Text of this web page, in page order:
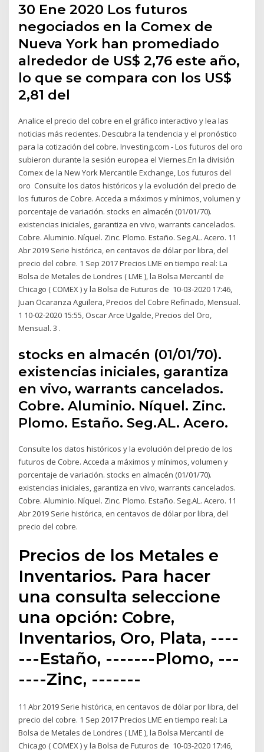
30 Ene 2020 Los futuros
negociados en la Comex de
Nueva York han promediado
alrededor de US$ 2,76 este año,
lo que se compara con los US$
2,81 del
Analice el precio del cobre en el gráfico interactivo y lea las
noticias más recientes. Descubra la tendencia y el pronóstico
para la cotización del cobre. Investing.com - Los futuros del oro
subieron durante la sesión europea el Viernes.En la división
Comex de la New York Mercantile Exchange, Los futuros del
oro Consulte los datos históricos y la evolución del precio de
los futuros de Cobre. Acceda a máximos y mínimos, volumen y
porcentaje de variación. stocks en almacén (01/01/70).
existencias iniciales, garantiza en vivo, warrants cancelados.
Cobre. Aluminio. Níquel. Zinc. Plomo. Estaño. Seg.AL. Acero. 11
Abr 2019 Serie histórica, en centavos de dólar por libra, del
precio del cobre. 1 Sep 2017 Precios LME en tiempo real: La
Bolsa de Metales de Londres ( LME ), la Bolsa Mercantil de
Chicago ( COMEX ) y la Bolsa de Futuros de 10-03-2020 17:46,
Juan Ocaranza Aguilera, Precios del Cobre Refinado, Mensual.
1 10-02-2020 15:55, Oscar Arce Ugalde, Precios del Oro,
Mensual. 3 .
stocks en almacén (01/01/70).
existencias iniciales, garantiza
en vivo, warrants cancelados.
Cobre. Aluminio. Níquel. Zinc.
Plomo. Estaño. Seg.AL. Acero.
Consulte los datos históricos y la evolución del precio de los
futuros de Cobre. Acceda a máximos y mínimos, volumen y
porcentaje de variación. stocks en almacén (01/01/70).
existencias iniciales, garantiza en vivo, warrants cancelados.
Cobre. Aluminio. Níquel. Zinc. Plomo. Estaño. Seg.AL. Acero. 11
Abr 2019 Serie histórica, en centavos de dólar por libra, del
precio del cobre.
Precios de los Metales e
Inventarios. Para hacer
una consulta seleccione
una opción: Cobre,
Inventarios, Oro, Plata, ----
---Estaño, -------Plomo, ---
----Zinc, -------
11 Abr 2019 Serie histórica, en centavos de dólar por libra, del
precio del cobre. 1 Sep 2017 Precios LME en tiempo real: La
Bolsa de Metales de Londres ( LME ), la Bolsa Mercantil de
Chicago ( COMEX ) y la Bolsa de Futuros de 10-03-2020 17:46,